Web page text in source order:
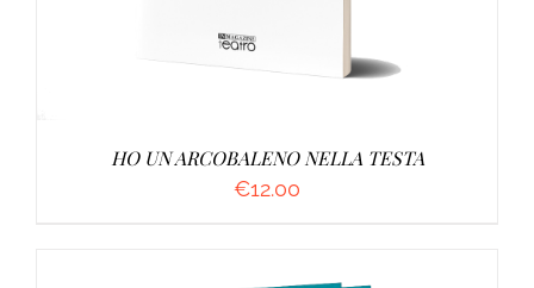
HO UN ARCOBALENO NELLA TESTA
€12.00